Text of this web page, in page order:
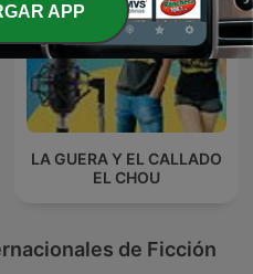
LA GUERA Y EL CALLADO
EL CHOU
de Ficción
APP